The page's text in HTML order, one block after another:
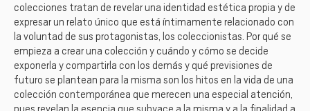
colecciones tratan de revelar una identidad estética propia y de
expresar un relato único que está íntimamente relacionado con
la voluntad de sus protagonistas, los coleccionistas. Por qué se
empieza a crear una colección y cuándo y cómo se decide
exponerla y compartirla con los demás y qué previsiones de
futuro se plantean para la misma son los hitos en la vida de una
colección contemporánea que merecen una especial atención,